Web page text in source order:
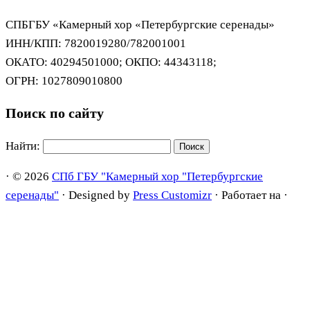
СПБГБУ «Камерный хор «Петербургские серенады»
ИНН/КПП: 7820019280/782001001
ОКАТО: 40294501000; ОКПО: 44343118;
ОГРН: 1027809010800
Поиск по сайту
Найти:
· © 2026 СПб ГБУ "Камерный хор "Петербургские
серенады" · Designed by Press Customizr · Работает на ·